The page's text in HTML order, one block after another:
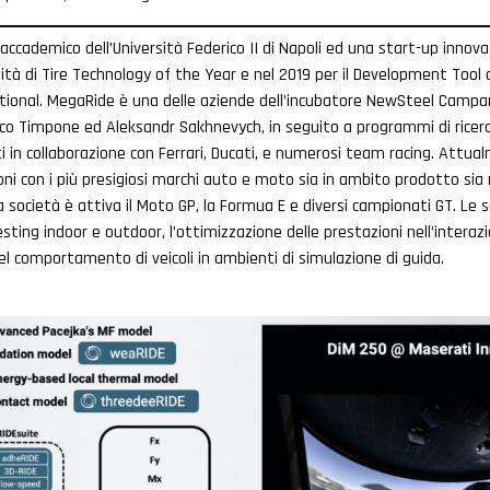
dell’Università Federico II di Napoli ed una start-up
di Tire Technology of the Year e nel 2019 per il Development
MegaRide è una delle aziende dell’incubatore NewSteel
Timpone ed Aleksandr Sakhnevych, in seguito a programmi di
in collaborazione con Ferrari, Ducati, e numerosi team racing.
con i più presigiosi marchi auto e moto sia in ambito prodotto
società è attiva il Moto GP, la Formua E e diversi campionati GT.
indoor e outdoor, l’ottimizzazione delle prestazioni
comportamento di veicoli in ambienti di simulazione di guida.